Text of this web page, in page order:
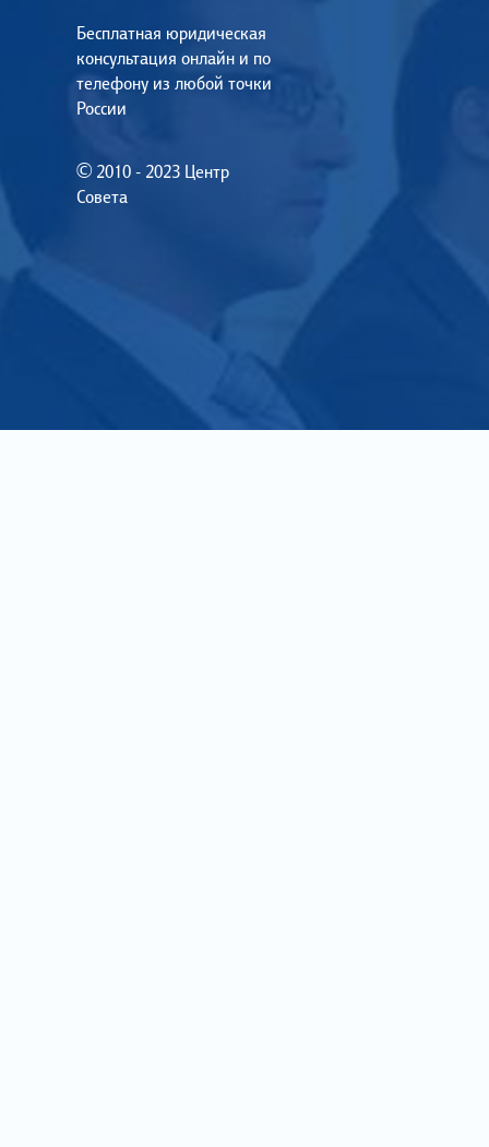
Бесплатная юридическая
консультация онлайн и по
телефону из любой точки
России
© 2010 - 2023 Центр
Совета